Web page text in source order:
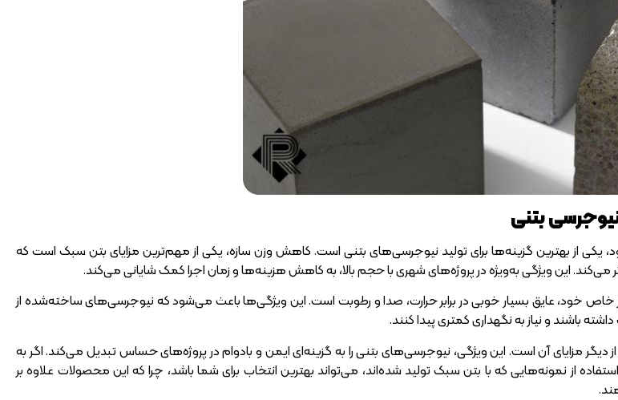
بتنی
از بهترین گزینه‌ها برای تولید نیوجرسی‌های بتنی است. کاهش وزن سازه، یکی از مهم‌ترین مزایای بتن سبک است که
این ویژگی به‌ویژه در پروژه‌های شهری با حجم بالا، به کاهش هزینه‌ها و زمان اجرا کمک شایانی می‌کند.
خود، عایق بسیار خوبی در برابر حرارت، صدا و رطوبت است. این ویژگی‌ها باعث می‌شود که نیوجرسی‌های ساخته‌شده از
باشند و نیاز به نگهداری کمتری پیدا کنند.
از دیگر مزایای آن است. این ویژگی، نیوجرسی‌های بتنی را به گزینه‌ای ایمن و بادوام در پروژه‌های حساس تبدیل می‌کند. اگر به
از نمونه‌هایی که با بتن سبک تولید شده‌اند، می‌تواند بهترین انتخاب برای شما باشد، چرا که این محصولات علاوه بر